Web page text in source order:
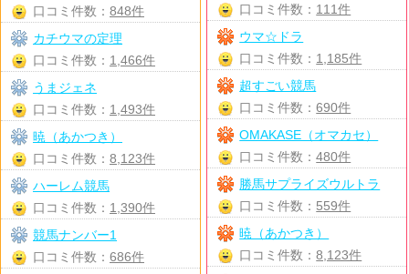
口コミ件数： 111件
ウマ☆ドラ
口コミ件数： 1,185件
超すごい競馬
口コミ件数：690件
OMAKASE（オマカセ）
口コミ件数：480件
勝馬サプライズウルトラ
口コミ件数： 559件
暁（あかつき）
口コミ件数：8,123件
口コミ件数： 848件
カチウマの定理
口コミ件数： 1,466件
うまジェネ
口コミ件数： 1,493件
暁（あかつき）
口コミ件数： 8,123件
ハーレム競馬
口コミ件数： 1,390件
競馬ナンバー1
口コミ件数： 686件